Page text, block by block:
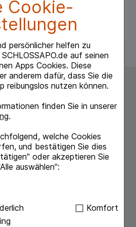
Cookie-
persönlicher helfen zu
auf seinen
Apps Cookies. Diese
anderem dafür, dass Sie die
reibungslos nutzen können.
finden Sie in unserer
.
welche Cookies
und bestätigen Sie dies
oder akzeptieren Sie
auswählen":
Hierbei handelt es sich um
unserer
Komfort
auf allen glatten Flächen
Institut für Medizinische
und Information.
mit E-Rezept-Scanner